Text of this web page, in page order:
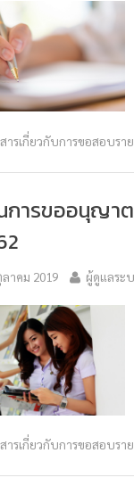
ารเกี่ยวกับการขอสอบร
การขออนุญา
ลาคม 2019 ผู้ดูแลระ
ารเกี่ยวกับการขอสอบร